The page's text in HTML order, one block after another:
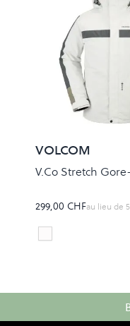
VOLCOM
V.Co Stretch
299,00 CHFau lieu de
Colour
ICE